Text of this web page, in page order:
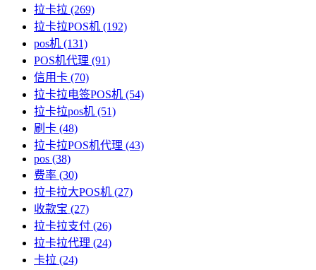
拉卡拉 (269)
拉卡拉POS机 (192)
pos机 (131)
POS机代理 (91)
信用卡 (70)
拉卡拉电签POS机 (54)
拉卡拉pos机 (51)
刷卡 (48)
拉卡拉POS机代理 (43)
pos (38)
费率 (30)
拉卡拉大POS机 (27)
收款宝 (27)
拉卡拉支付 (26)
拉卡拉代理 (24)
卡拉 (24)